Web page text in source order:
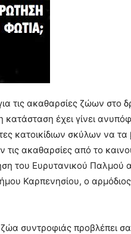
τις ακαθαρσίες ζώων στο
έχει γίνει
κατοικίδιων σκύλων να
ακαθαρσίες από το
του Ευρυτανικού Παλμού
Καρπενησίου, ο
συντροφιάς προβλέπει